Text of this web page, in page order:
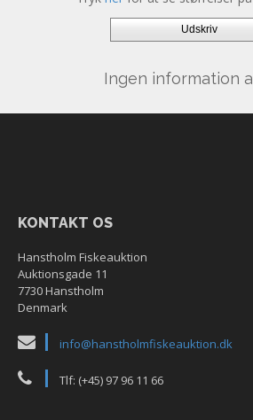
Udskriv
Ingen information
KONTAKT OS
Hanstholm Fiskeauktion
Auktionsgade 11
7730 Hanstholm
Denmark
info@hanstholmfiskeauktion.dk
Tlf: (+45) 97 96 11 66